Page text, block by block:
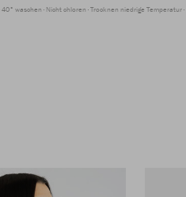
40° waschen Nicht chloren Trocknen niedrige Temperatur